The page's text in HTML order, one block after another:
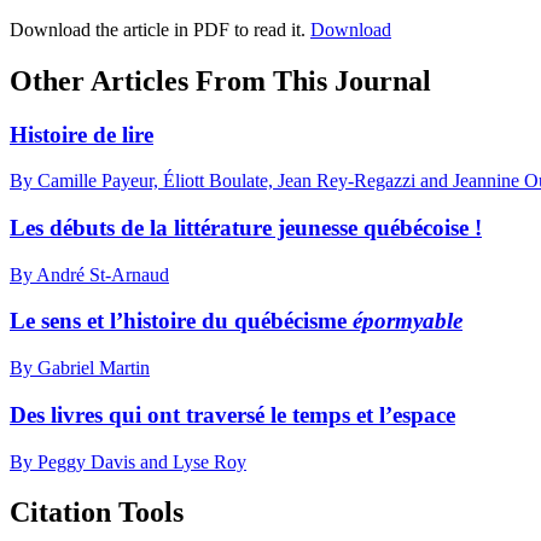
Download the article in PDF to read it. Download
Other Articles From This Journal
Histoire de lire
By Camille Payeur, Éliott Boulate, Jean Rey-Regazzi and Jeannine
Les débuts de la littérature jeunesse québécoise !
By André St-Arnaud
Le sens et l’histoire du québécisme épormyable
By Gabriel Martin
Des livres qui ont traversé le temps et l’espace
By Peggy Davis and Lyse Roy
Citation Tools